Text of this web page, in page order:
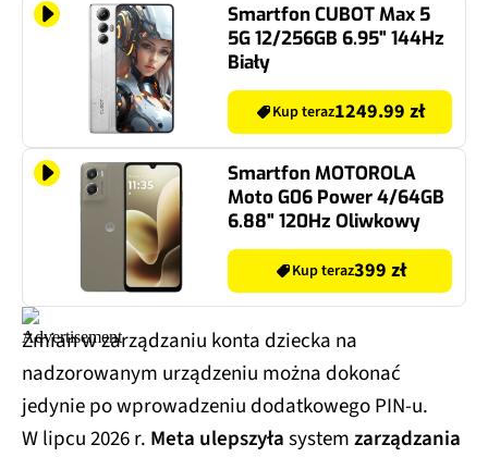
Smartfon CUBOT Max 5
5G 12/256GB 6.95" 144Hz
Biały
Kup teraz1249.99 zł
Smartfon MOTOROLA
Moto G06 Power 4/64GB
6.88" 120Hz Oliwkowy
Kup teraz399 zł
Zmian w zarządzaniu konta dziecka na
nadzorowanym urządzeniu można dokonać
jedynie po wprowadzeniu dodatkowego PIN-u.
W lipcu 2026 r. Meta ulepszyłasystemzarządzania